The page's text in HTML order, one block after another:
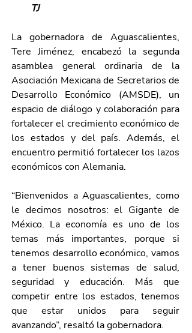
TJ
La gobernadora de Aguascalientes,
Tere Jiménez, encabezó la segunda
asamblea general ordinaria de la
Asociación Mexicana de Secretarios de
Desarrollo Económico (AMSDE), un
espacio de diálogo y colaboración para
fortalecer el crecimiento económico de
los estados y del país. Además, el
encuentro permitió fortalecer los lazos
económicos con Alemania.
“Bienvenidos a Aguascalientes, como
le decimos nosotros: el Gigante de
México. La economía es uno de los
temas más importantes, porque si
tenemos desarrollo económico, vamos
a tener buenos sistemas de salud,
seguridad y educación. Más que
competir entre los estados, tenemos
que estar unidos para seguir
avanzando”, resaltó la gobernadora.